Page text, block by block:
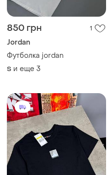
850 грн 1
Jordan
Футболка jordan
S и еще 3